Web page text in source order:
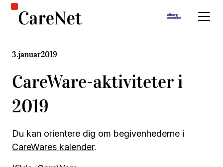
3.januar2019
CareWare-aktiviteter i
2019
Du kan orientere dig om begivenhederne i
CareWares kalender.